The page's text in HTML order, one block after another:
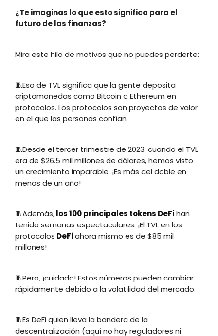
¿Te imaginas lo que esto significa para el
futuro de las finanzas?
Mira este hilo de motivos que no puedes perderte:
🧵Eso de TVL significa que la gente deposita
criptomonedas como Bitcoin o Ethereum en
protocolos. Los protocolos son proyectos de valor
en el que las personas confían.
🧵Desde el tercer trimestre de 2023, cuando el TVL
era de $26.5 mil millones de dólares, hemos visto
un crecimiento imparable. ¡Es más del doble en
menos de un año!
🧵Además,los 100 principales tokens DeFihan
tenido semanas espectaculares. ¡El TVL en los
protocolos DeFiahora mismo es de $85 mil
millones!
🧵Pero, ¡cuidado! Estos números pueden cambiar
rápidamente debido a la volatilidad del mercado.
🧵Es DeFi quien lleva la bandera de la
descentralización (aquí no hay reguladores ni